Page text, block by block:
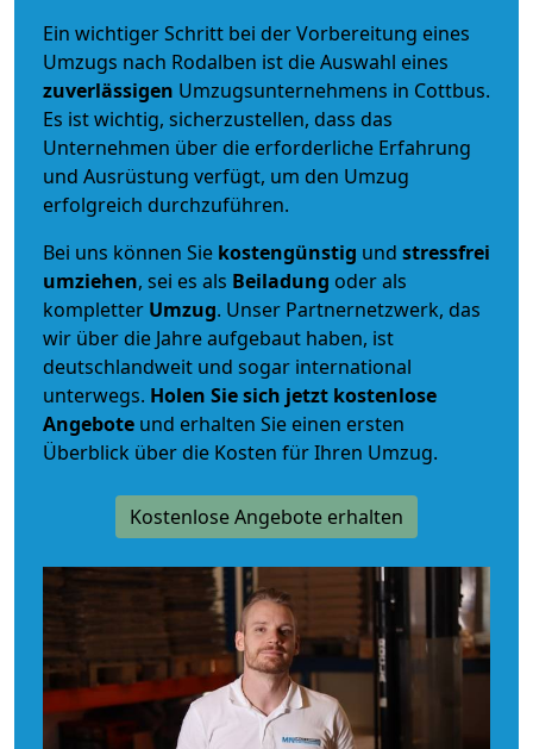
Ein wichtiger Schritt bei der Vorbereitung eines
Umzugs nach Rodalben ist die Auswahl eines
zuverlässigen Umzugsunternehmens in Cottbus.
Es ist wichtig, sicherzustellen, dass das
Unternehmen über die erforderliche Erfahrung
und Ausrüstung verfügt, um den Umzug
erfolgreich durchzuführen.
Bei uns können Sie kostengünstig und stressfrei
umziehen, sei es als Beiladung oder als
kompletter Umzug. Unser Partnernetzwerk, das
wir über die Jahre aufgebaut haben, ist
deutschlandweit und sogar international
unterwegs. Holen Sie sich jetzt kostenlose
Angebote und erhalten Sie einen ersten
Überblick über die Kosten für Ihren Umzug.
Kostenlose Angebote erhalten